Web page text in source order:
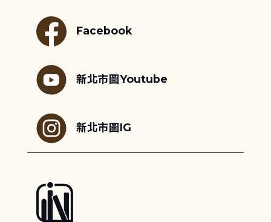
Facebook
新北市圖Youtube
新北市圖IG